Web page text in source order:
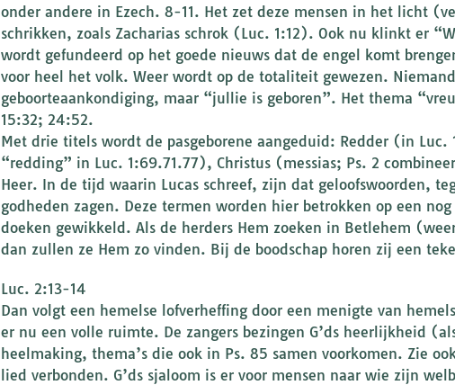
onder andere in Ezech. 8-11. Het zet deze mensen in het licht
schrikken, zoals Zacharias schrok (Luc. 1:12). Ook nu klinkt er
wordt gefundeerd op het goede nieuws dat de engel komt
voor heel het volk. Weer wordt op de totaliteit gewezen.
geboorteaankondiging, maar “jullie is geboren”. Het thema
15:32; 24:52.
Met drie titels wordt de pasgeborene aangeduid: Redder (in Luc.
“redding” in Luc. 1:69.71.77), Christus (messias; Ps. 2
Heer. In de tijd waarin Lucas schreef, zijn dat geloofswoorden,
godheden zagen. Deze termen worden hier betrokken op een
doeken gewikkeld. Als de herders Hem zoeken in Betlehem
dan zullen ze Hem zo vinden. Bij de boodschap horen zij een
Luc. 2:13-14
Dan volgt een hemelse lofverheffing door een menigte van
er nu een volle ruimte. De zangers bezingen G’ds heerlijkheid
heelmaking, thema’s die ook in Ps. 85 samen voorkomen. Zie
lied verbonden. G’ds sjaloom is er voor mensen naar wie zijn